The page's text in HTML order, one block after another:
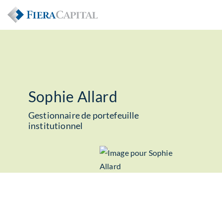
Sophie Allard
Gestionnaire de portefeuille
institutionnel